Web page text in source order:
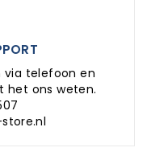
via telefoon en
het ons weten.